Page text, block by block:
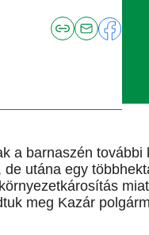
a barnaszén további
utána egy
meg Kazár